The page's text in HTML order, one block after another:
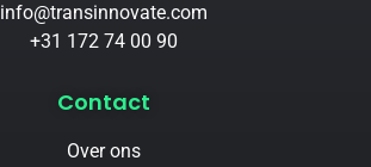
info@transinnovate.com
+31 172 74 00 90
Contact
Over ons